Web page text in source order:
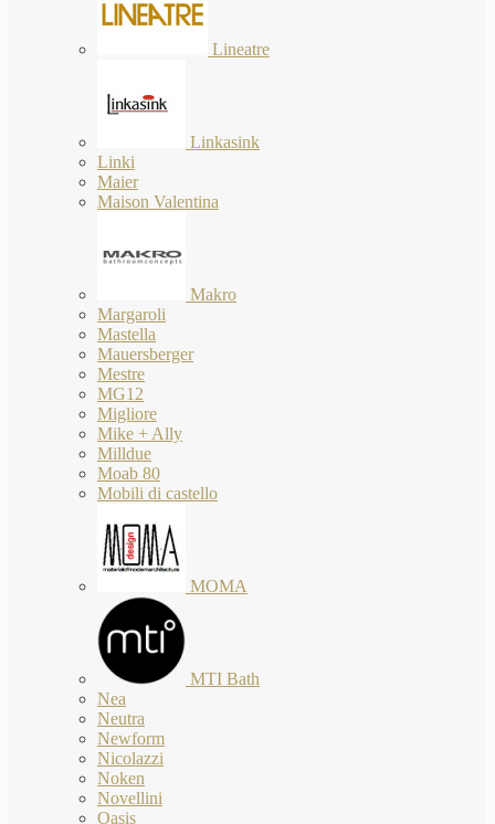
Lineatre
Linkasink
Linki
Maier
Maison Valentina
Makro
Margaroli
Mastella
Mauersberger
Mestre
MG12
Migliore
Mike + Ally
Milldue
Moab 80
Mobili di castello
MOMA
MTI Bath
Nea
Neutra
Newform
Nicolazzi
Noken
Novellini
Oasis